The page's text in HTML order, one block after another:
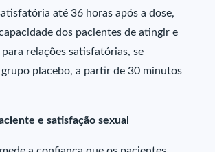
até 36 horas após a dose,
dos pacientes de atingir e
relações satisfatórias, se
placebo, a partir de 30 minutos
e satisfação sexual